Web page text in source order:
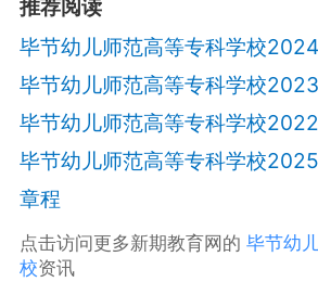
推荐阅读
毕节幼儿师范高等专科学校
毕节幼儿师范高等专科学校
毕节幼儿师范高等专科学校
毕节幼儿师范高等专科学校
章程
点击访问更多新期教育网的 毕节幼
校资讯